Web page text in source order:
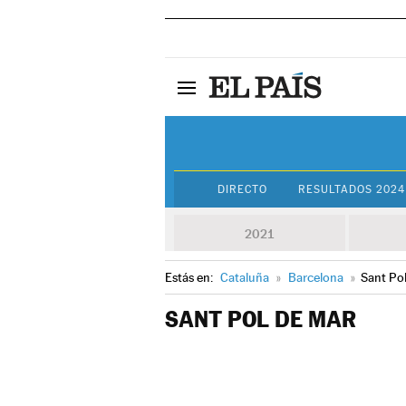
DIRECTO RESULTADOS 2024
2021
Estás en: Cataluña » Barcelona » Sant
SANT POL DE MAR